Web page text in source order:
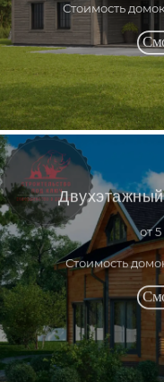
Стоимость
от
Стоимость